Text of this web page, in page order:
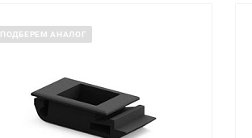
ПОДБЕРЕМ АНАЛОГ